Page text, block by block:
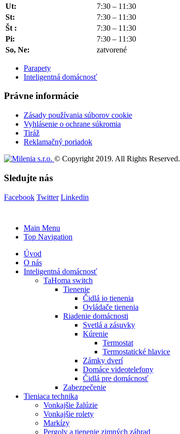
Ut:
7:30 – 11:30
St:
7:30 – 11:30
Št :
7:30 – 11:30
Pi:
7:30 – 11:30
So, Ne:
zatvorené
Parapety
Inteligentná domácnosť
Právne informácie
Zásady používania súborov cookie
Vyhlásenie o ochrane súkromia
Tiráž
Reklamačný poriadok
© Copyright 2019. All Rights Reserved.
Sledujte nás
Facebook Twitter Linkedin
Main Menu
Top Navigation
Úvod
O nás
Inteligentná domácnosť
TaHoma switch
Tienenie
Čidlá io tienenia
Ovládače tienenia
Riadenie domácnosti
Svetlá a zásuvky
Kúrenie
Termostat
Termostatické hlavice
Zámky dverí
Domáce videotelefony
Čidlá pre domácnosť
Zabezpečenie
Tieniaca technika
Vonkajšie žalúzie
Vonkajšie rolety
Markízy
Pergoly a tienenie zimných záhrad